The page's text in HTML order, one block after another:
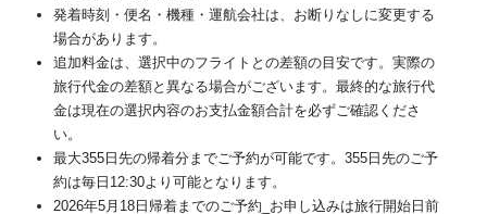
発着時刻・便名・機種・運航会社は、お断りなしに変更する
場合があります。
追加料金は、選択中のフライトとの差額の目安です。実際の
旅行代金の差額と異なる場合がございます。最終的な旅行代
金は現在の選択内容のお支払金額合計を必ずご確認くださ
い。
最大355日先の帰着分までご予約が可能です。355日先のご予
約は毎日12:30より可能となります。
2026年5月18日帰着までのご予約_お申し込みは旅行開始日前